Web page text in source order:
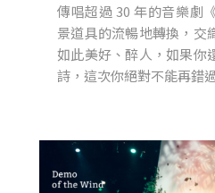
傳唱超過 30 年的音樂劇
景道具的流暢地轉換，交
如此美好、醉人，如果你
詩，這次你絕對不能再錯